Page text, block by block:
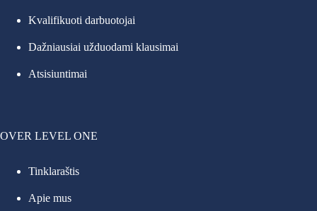
Kvalifikuoti darbuotojai
Dažniausiai užduodami klausimai
Atsisiuntimai
OVER LEVEL ONE
Tinklaraštis
Apie mus